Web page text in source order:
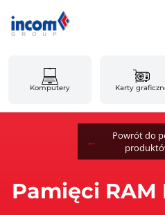
Komputery Karty
Powrót do
Pamięci RAM